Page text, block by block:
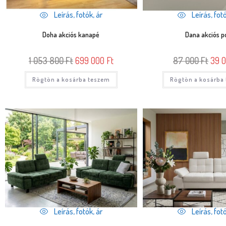
Leírás, fotók, ár
Doha akciós kanapé
1 053 800Ft699 000 Ft
Rögtön a kosárba teszem
Leírás,
Dana akciós
87 000Ft 39
Rögtön a kosárba
Leírás, fotók, ár Leírás,